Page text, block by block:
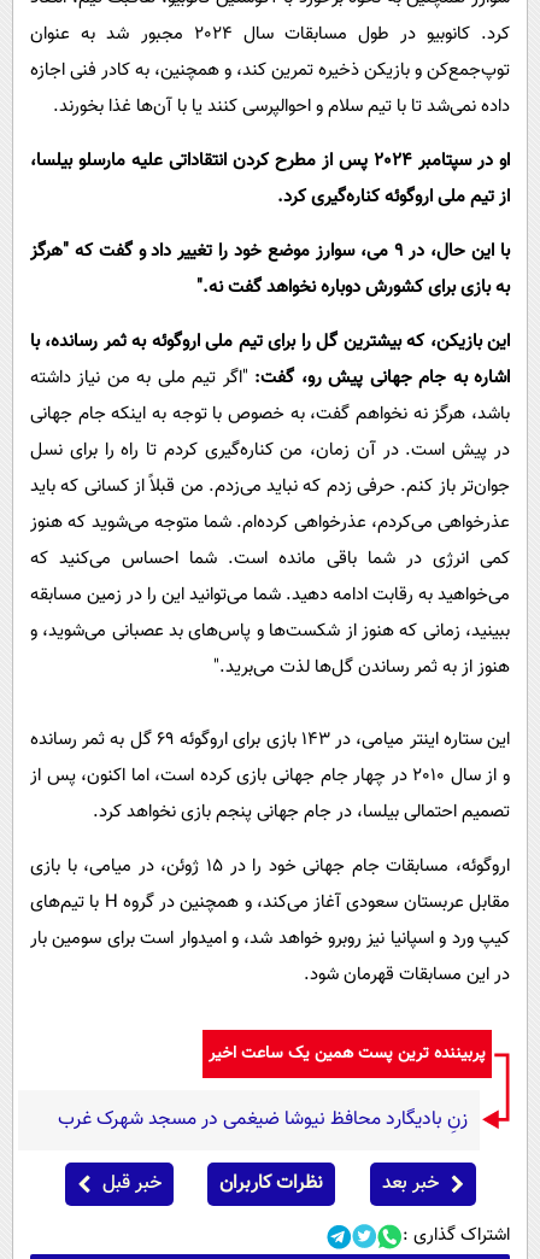
کرد. کانوبیو در طول مسابقات سال 2024 مجبور شد به عنوان
توپ‌جمع‌کن و بازیکن ذخیره تمرین کند، و همچنین، به کادر فنی اجازه
داده نمی‌شد تا با تیم سلام و احوالپرسی کنند یا با آن‌ها غذا بخورند.
او در سپتامبر 2024 پس از مطرح کردن انتقاداتی علیه مارسلو بیلسا،
از تیم ملی اروگوئه کناره‌گیری کرد.
با این حال، در 9 می، سوارز موضع خود را تغییر داد و گفت که "هرگز
به بازی برای کشورش دوباره نخواهد گفت نه."
این بازیکن، که بیشترین گل را برای تیم ملی اروگوئه به ثمر رسانده، با
اشاره به جام جهانی پیش رو، گفت: "اگر تیم ملی به من نیاز داشته
باشد، هرگز نه نخواهم گفت، به خصوص با توجه به اینکه جام جهانی
در پیش است. در آن زمان، من کناره‌گیری کردم تا راه را برای نسل
جوان‌تر باز کنم. حرفی زدم که نباید می‌زدم. من قبلاً از کسانی که باید
عذرخواهی می‌کردم، عذرخواهی کرده‌ام. شما متوجه می‌شوید که هنوز
کمی انرژی در شما باقی مانده است. شما احساس می‌کنید که
می‌خواهید به رقابت ادامه دهید. شما می‌توانید این را در زمین مسابقه
ببینید، زمانی که هنوز از شکست‌ها و پاس‌های بد عصبانی می‌شوید، و
هنوز از به ثمر رساندن گل‌ها لذت می‌برید."
این ستاره اینتر میامی، در 143 بازی برای اروگوئه 69 گل به ثمر رسانده
و از سال 2010 در چهار جام جهانی بازی کرده است، اما اکنون، پس از
تصمیم احتمالی بیلسا، در جام جهانی پنجم بازی نخواهد کرد.
اروگوئه، مسابقات جام جهانی خود را در 15 ژوئن، در میامی، با بازی
مقابل عربستان سعودی آغاز می‌کند، و همچنین در گروه H با تیم‌های
کیپ ورد و اسپانیا نیز روبرو خواهد شد، و امیدوار است برای سومین بار
در این مسابقات قهرمان شود.
پربیننده ترین پست همین یک ساعت اخیر
زنِ بادیگارد محافظ نیوشا ضیغمی در مسجد شهرک غرب
خبر بعد نظرات کاربران خبر قبل
اشتراک گذاری :